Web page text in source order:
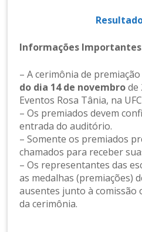
Informações
– A cerimônia de
do dia 14 de novembrode
Eventos Rosa Tânia, na
– Os premiados devem
entrada do auditório.
– Somente os premiados
chamados para receber
– Os representantes das
as medalhas (premiações)
ausentes junto à comissão
da cerimônia.